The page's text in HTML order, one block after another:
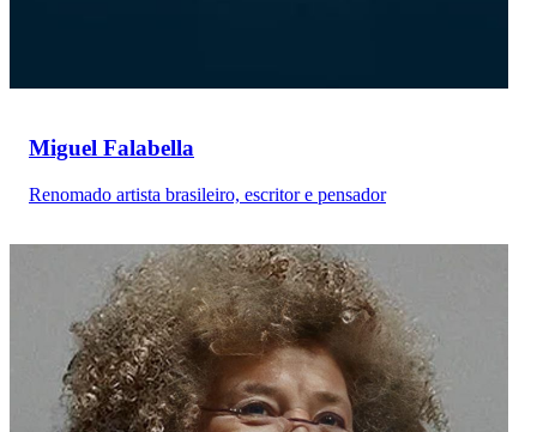
Miguel Falabella
Renomado artista brasileiro, escritor e pensador